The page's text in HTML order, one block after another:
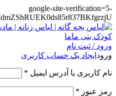
google-site-verification=5-
ورود / ثبت نام
ورود ایجاد یک حساب کاربری
نام کاربری یا آدرس ایمیل *
رمز عبور *